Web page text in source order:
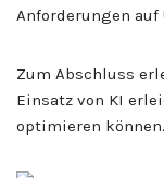
Anforderungen auf
Zum Abschluss
Einsatz von KI
optimieren können.